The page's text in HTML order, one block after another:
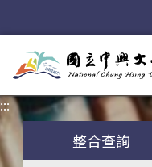
:::
整合查詢